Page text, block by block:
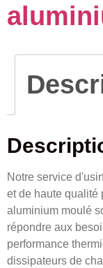
Notre service
et de haute qualité
aluminium moulé
répondre aux
performance
dissipateurs de